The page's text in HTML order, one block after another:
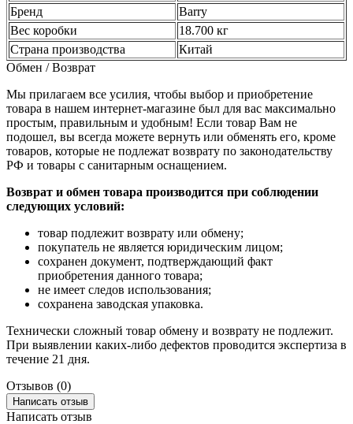
Бренд
Barry
Вес коробки
18.700 кг
Страна производства
Китай
Обмен / Возврат
Мы прилагаем все усилия, чтобы выбор и приобретение
товара в нашем интернет-магазине был для вас максимально
простым, правильным и удобным! Если товар Вам не
подошел, вы всегда можете вернуть или обменять его, кроме
товаров, которые не подлежат возврату по законодательству
РФ и товары с санитарным оснащением.
Возврат и обмен товара производится при соблюдении
следующих условий:
товар подлежит возврату или обмену;
покупатель не является юридическим лицом;
сохранен документ, подтверждающий факт
приобретения данного товара;
не имеет следов использования;
сохранена заводская упаковка.
Технически сложный товар обмену и возврату не подлежит.
При выявлении каких-либо дефектов проводится экспертиза в
течение 21 дня.
Отзывов (0)
Написать отзыв
Написать отзыв